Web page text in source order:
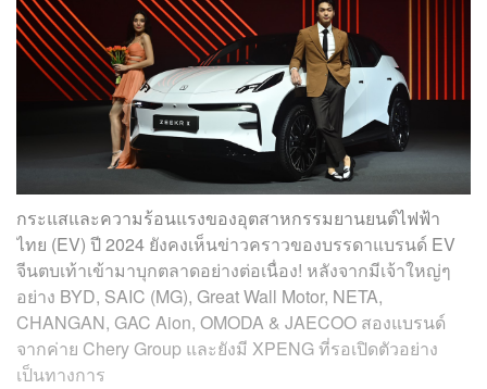
กระแสและความร้อนแรงของอุตสาหกรรมยานยนต์ไฟฟ้า
ไทย (EV) ปี 2024 ยังคงเห็นข่าวคราวของบรรดาแบรนด์ EV
จีนตบเท้าเข้ามาบุกตลาดอย่างต่อเนื่อง! หลังจากมีเจ้าใหญ่ๆ
อย่าง BYD, SAIC (MG), Great Wall Motor, NETA,
CHANGAN, GAC Aion, OMODA & JAECOO สองแบรนด์
จากค่าย Chery Group และยังมี XPENG ที่รอเปิดตัวอย่าง
เป็นทางการ